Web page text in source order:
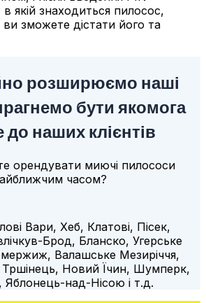
якій знаходиться пилосос,
ви зможете дістати його та
розширюємо наші
бути якомога
наших клієнтів
орендувати миючі пилососи
часом?
Вари, Хеб, Клатові, Пісек,
Брод, Бланско, Угерське
Валашське Мезиріччя,
Новий Їчин, Шумперк,
Яблонець-над-Нісою і т.д.